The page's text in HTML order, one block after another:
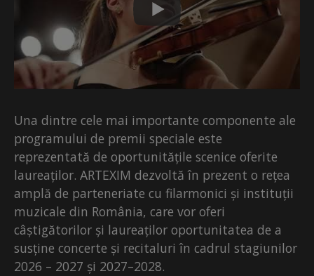
Una dintre cele mai importante componente ale
programului de premii speciale este
reprezentată de oportunitățile scenice oferite
laureaților. ARTEXIM dezvoltă în prezent o rețea
amplă de parteneriate cu filarmonici și instituții
muzicale din România, care vor oferi
câștigătorilor și laureaților oportunitatea de a
susține concerte și recitaluri în cadrul stagiunilor
2026 – 2027 și 2027–2028.